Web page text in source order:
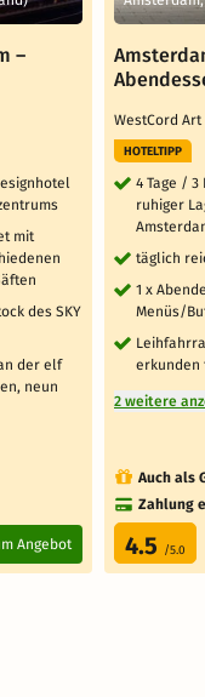
–
mit
des SKY
der elf
neun
Angebot
WestCord
HOTELTIPP
4 Tage /
ruhiger
täglich
1 x
Menüs/
erkunden
2 weitere
Auch als
Zahlung
4.5 /5.0